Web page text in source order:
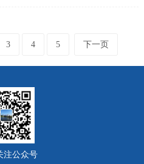
3 4 5 下一页
注公众号